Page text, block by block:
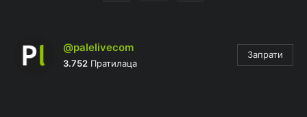
@palelivecom
3.752 Пратилаца
Запрати